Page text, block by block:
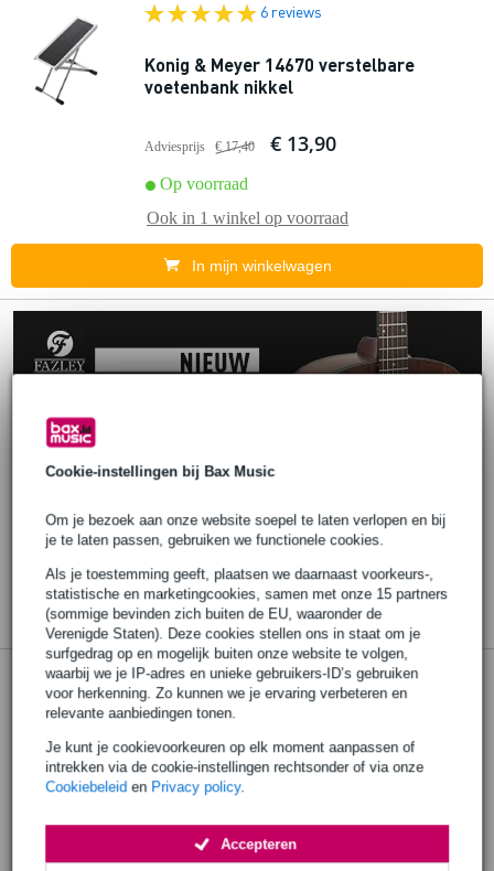
Cookie-instellingen bij Bax Music
Om je bezoek aan onze website soepel te laten verlopen en bij
je te laten passen, gebruiken we functionele cookies.
Als je toestemming geeft, plaatsen we daarnaast voorkeurs-,
statistische en marketingcookies, samen met onze 15 partners
(sommige bevinden zich buiten de EU, waaronder de
Verenigde Staten). Deze cookies stellen ons in staat om je
surfgedrag op en mogelijk buiten onze website te volgen,
waarbij we je IP-adres en unieke gebruikers-ID’s gebruiken
voor herkenning. Zo kunnen we je ervaring verbeteren en
relevante aanbiedingen tonen.
Je kunt je cookievoorkeuren op elk moment aanpassen of
intrekken via de cookie-instellingen rechtsonder of via onze
Cookiebeleid en Privacy policy.
Accepteren
6 reviews
Konig & Meyer 14670 verstelbare
voetenbank nikkel
Adviesprijs € 17,40 € 13,90
Op voorraad
Ook in 1 winkel op voorraad
In mijn winkelwagen
2 reviews
Konig & Meyer 14670 voetensteun blauw
Adviesprijs € 33,-
Op voorraad
Ook in1 winkelop voorraad